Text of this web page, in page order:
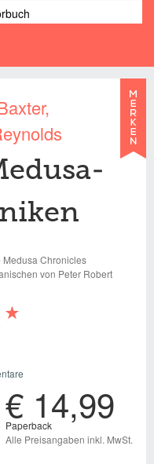
Medusa Chronicles
von Peter Robert
€ 14,99
Paperback
Alle Preisangaben inkl. MwSt.